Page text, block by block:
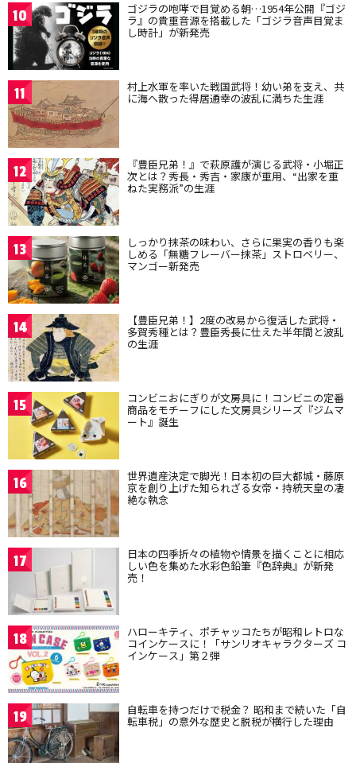
10 ゴジラの咆哮で目覚める朝…1954年公開『ゴジ
ラ』の貴重音源を搭載した「ゴジラ音声目覚ま
し時計」が新発売
11 村上水軍を率いた戦国武将！幼い弟を支え、共
に海へ散った得居通幸の波乱に満ちた生涯
12 『豊臣兄弟！』で萩原護が演じる武将・小堀正
次とは？秀長・秀吉・家康が重用、“出家を重
ねた実務派”の生涯
13 しっかり抹茶の味わい、さらに果実の香りも楽
しめる「無糖フレーバー抹茶」ストロベリー、
マンゴー新発売
14 【豊臣兄弟！】2度の改易から復活した武将・
多賀秀種とは？豊臣秀長に仕えた半年間と波乱
の生涯
15 コンビニおにぎりが文房具に！コンビニの定番
商品をモチーフにした文房具シリーズ『ジムマ
ート』誕生
16 世界遺産決定で脚光！日本初の巨大都城・藤原
京を創り上げた知られざる女帝・持統天皇の凄
絶な執念
17 日本の四季折々の植物や情景を描くことに相応
しい色を集めた水彩色鉛筆『色辞典』が新発
売！
18 ハローキティ、ポチャッコたちが昭和レトロな
コインケースに！「サンリオキャラクターズ コ
インケース」第２弾
19 自転車を持つだけで税金？ 昭和まで続いた「自
転車税」の意外な歴史と脱税が横行した理由